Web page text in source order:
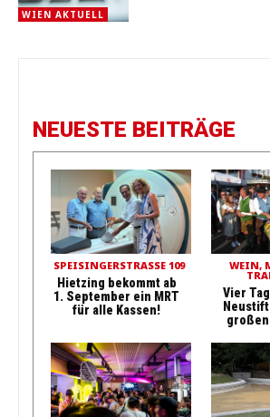
WIEN AKTUELL
NEUESTE BEITRÄGE
SPEISINGERSTRASSE 109
Hietzing bekommt ab
1. September ein MRT
für alle Kassen!
WEIN,
Vier